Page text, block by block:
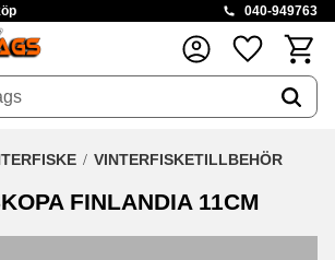
040-949763
Favoriter
VINTERFISKETILLBEHÖR
FINLANDIA 11CM